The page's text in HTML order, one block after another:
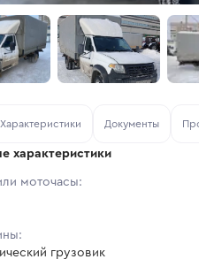
Характеристики Документы
характеристики
моточасы:
грузовик